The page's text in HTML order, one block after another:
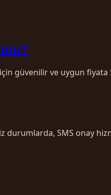
güvenilir ve uygun
SMS onay